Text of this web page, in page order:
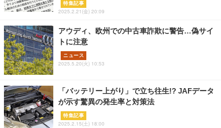
特集記事
2025.2.21(金) 20:09
アウディ、欧州での中古車詐欺に警告…偽サイ
トに注意
ニュース
2025.5.20(火) 10:53
「バッテリー上がり」で立ち往生!? JAFデータ
が示す驚異の発生率と対策法
特集記事
2025.2.15(土) 18:00